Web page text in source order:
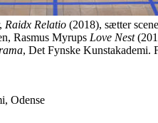
Raidx Relatio (2018), sætter
Rasmus Myrups Love Nest
, Det Fynske Kunstakademi.
Odense